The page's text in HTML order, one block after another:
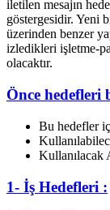
iletilen mesajın
göstergesidir. Yeni
üzerinden benzer
izledikleri işletme-
olacaktır.
Önce hedefleri
Bu hedefler
Kullanılacak
1- İş Hedefleri :